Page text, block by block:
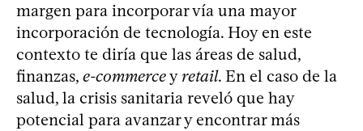
margen para incorporar vía una mayor
incorporación de tecnología. Hoy en este
contexto te diría que las áreas de salud,
finanzas, e-commerceyretail. En el caso de la
salud, la crisis sanitaria reveló que hay
potencial para avanzar y encontrar más